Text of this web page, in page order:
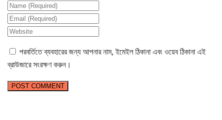
পরবর্তিতে ব্যবহারের জন্য আপনার নাম, ইমেইল ঠিকানা এবং ওয়েব ঠিকানা এই
ব্রাউজারে সংরক্ষণ করুন।